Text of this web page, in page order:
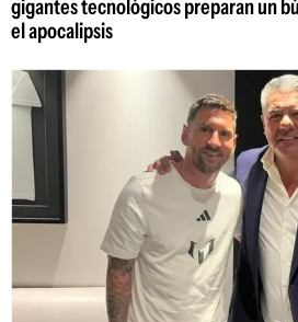
gigantes tecnológicos preparan un
el apocalipsis